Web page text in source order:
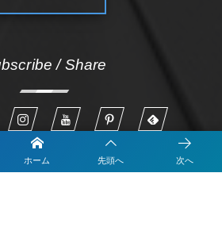
ホーム 先頭へ 次へ
/ Share